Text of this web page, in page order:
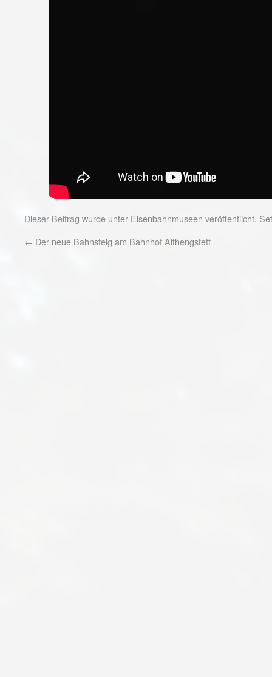
Dieser Beitrag wurde unter Eisenbahnmuseen veröffentlicht.
← Der neue Bahnsteig am Bahnhof Althengstett